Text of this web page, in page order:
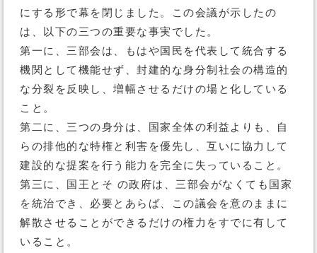
にする形で幕を閉じました。この会議が示したの
は、以下の三つの重要な事実でした。
第一に、三部会は、もはや国民を代表して統合する
機関として機能せず、封建的な身分制社会の構造的
な分裂を反映し、増幅させるだけの場と化している
こと。
第二に、三つの身分は、国家全体の利益よりも、自
らの排他的な特権と利害を優先し、互いに協力して
建設的な提案を行う能力を完全に失っていること。
第三に、国王とそ の政府は、三部会がなくても国家
を統治でき、必要とあらば、この議会を意のままに
解散させることができるだけの権力をすでに有して
いること。